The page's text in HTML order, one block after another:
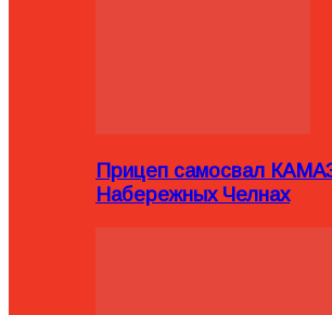
Прицеп самосвал
Набережных Челнах